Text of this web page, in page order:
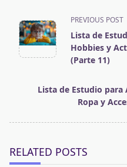
<span
class="nav-
subtitle
reader-
text">Page</span>
PREVIOUS POST
Lista de
Hobbies y
(Parte 11)
Lista de Estudio para
Ropa y
RELATED POSTS